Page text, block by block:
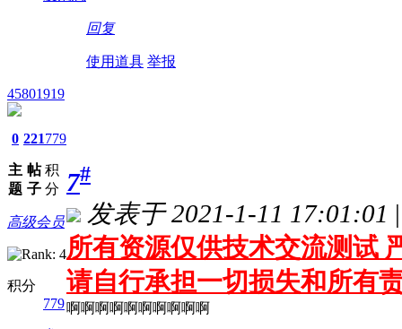
回复
使用道具 举报
45801919
0
主
题
221
帖
子
779
积
分
高级会员
积分
779
7#
发表于 2021-1-11 17:01:01 |
所有资源仅供技术交流测试
请自行承担一切损失和所有
啊啊啊啊啊啊啊啊啊啊